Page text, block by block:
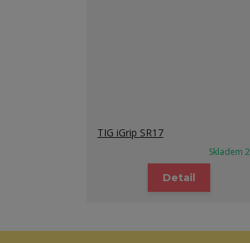
TIG iGrip SR17
Skladem
Detail